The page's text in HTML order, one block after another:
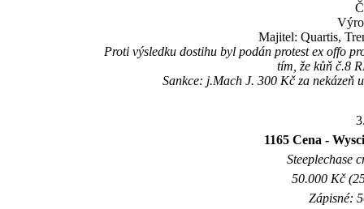
Majitel: Quartis,
Proti výsledku dostihu byl podán protest ex offo
tím, že kůň č.8
Sankce: j.Mach J. 300 Kč za nekázeň
1165 Cena -
Steeplechase
50.000 Kč
Zápisné: